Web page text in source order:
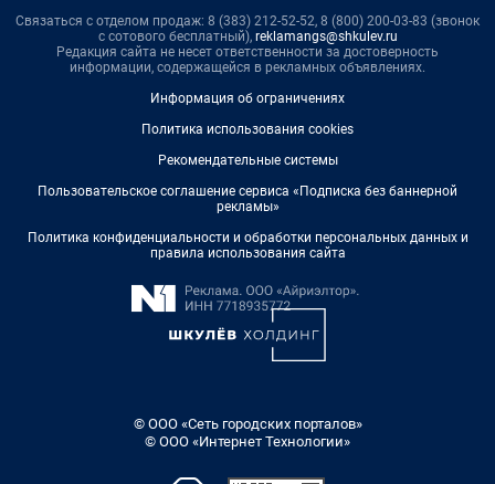
Связаться с отделом продаж: 8 (383) 212-52-52, 8 (800) 200-03-83 (звонок
с сотового бесплатный), reklamangs@shkulev.ru
Редакция сайта не несет ответственности за достоверность
информации, содержащейся в рекламных объявлениях.
Информация об ограничениях
Политика использования cookies
Рекомендательные системы
Пользовательское соглашение сервиса «Подписка без баннерной
рекламы»
Политика конфиденциальности и обработки персональных данных и
правила использования сайта
© ООО «Сеть городских порталов»
© ООО «Интернет Технологии»